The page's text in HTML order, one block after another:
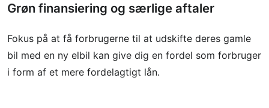
Grøn finansiering og særlige aftaler
Fokus på at få forbrugerne til at udskifte deres gamle
bil med en ny elbil kan give dig en fordel som forbruger
i form af et mere fordelagtigt lån.